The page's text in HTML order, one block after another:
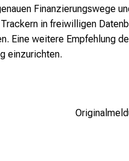
Finanzierungswege
in freiwilligen
Eine weitere Empfehlung
einzurichten.